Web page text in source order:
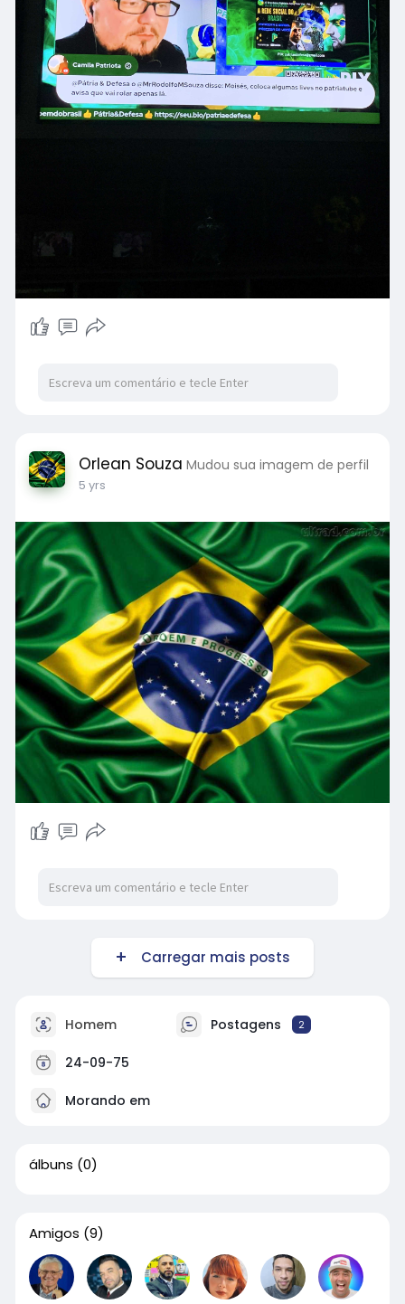
Orlean Souza Mudou sua imagem de perfil
5 yrs
Carregar mais posts
Homem Postagens 2
24-09-75
Morando em
álbuns (0)
Amigos (9)